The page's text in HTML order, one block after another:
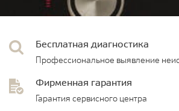
Бесплатная диагностика
Профессиональное выявление
Фирменная гарантия
Гарантия сервисного центра